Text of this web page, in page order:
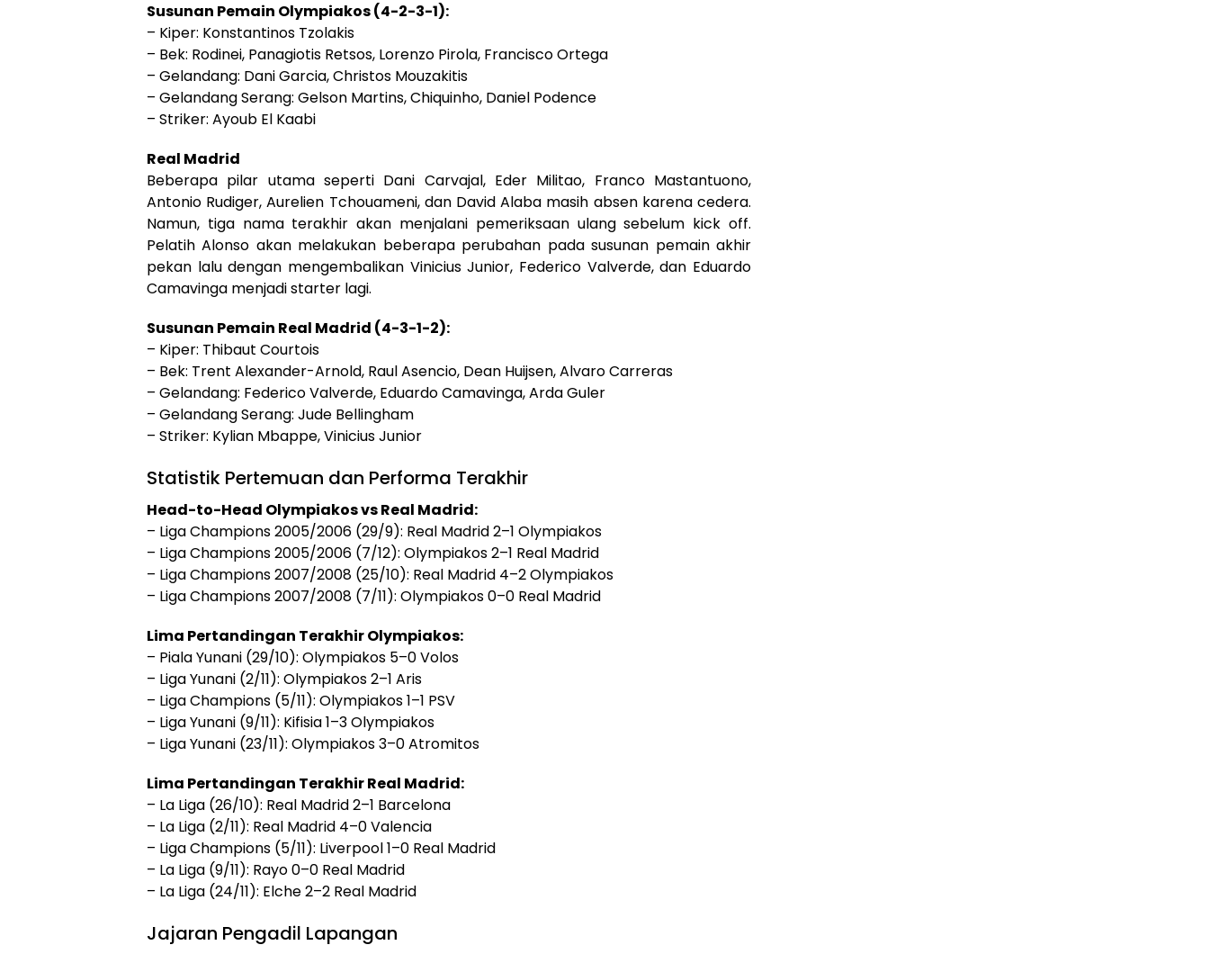
Susunan Pemain Olympiakos (4-2-3-1):
– Kiper: Konstantinos Tzolakis
– Bek: Rodinei, Panagiotis Retsos, Lorenzo Pirola, Francisco Ortega
– Gelandang: Dani Garcia, Christos Mouzakitis
– Gelandang Serang: Gelson Martins, Chiquinho, Daniel Podence
– Striker: Ayoub El Kaabi
Real Madrid
Beberapa pilar utama seperti Dani Carvajal, Eder Militao, Franco Mastantuono,
Antonio Rudiger, Aurelien Tchouameni, dan David Alaba masih absen karena cedera.
Namun, tiga nama terakhir akan menjalani pemeriksaan ulang sebelum kick off.
Pelatih Alonso akan melakukan beberapa perubahan pada susunan pemain akhir
pekan lalu dengan mengembalikan Vinicius Junior, Federico Valverde, dan Eduardo
Camavinga menjadi starter lagi.
Susunan Pemain Real Madrid (4-3-1-2):
– Kiper: Thibaut Courtois
– Bek: Trent Alexander-Arnold, Raul Asencio, Dean Huijsen, Alvaro Carreras
– Gelandang: Federico Valverde, Eduardo Camavinga, Arda Guler
– Gelandang Serang: Jude Bellingham
– Striker: Kylian Mbappe, Vinicius Junior
Statistik Pertemuan dan Performa Terakhir
Head-to-Head Olympiakos vs Real Madrid:
– Liga Champions 2005/2006 (29/9): Real Madrid 2–1 Olympiakos
– Liga Champions 2005/2006 (7/12): Olympiakos 2–1 Real Madrid
– Liga Champions 2007/2008 (25/10): Real Madrid 4–2 Olympiakos
– Liga Champions 2007/2008 (7/11): Olympiakos 0–0 Real Madrid
Lima Pertandingan Terakhir Olympiakos:
– Piala Yunani (29/10): Olympiakos 5–0 Volos
– Liga Yunani (2/11): Olympiakos 2–1 Aris
– Liga Champions (5/11): Olympiakos 1–1 PSV
– Liga Yunani (9/11): Kifisia 1–3 Olympiakos
– Liga Yunani (23/11): Olympiakos 3–0 Atromitos
Lima Pertandingan Terakhir Real Madrid:
– La Liga (26/10): Real Madrid 2–1 Barcelona
– La Liga (2/11): Real Madrid 4–0 Valencia
– Liga Champions (5/11): Liverpool 1–0 Real Madrid
– La Liga (9/11): Rayo 0–0 Real Madrid
– La Liga (24/11): Elche 2–2 Real Madrid
Jajaran Pengadil Lapangan